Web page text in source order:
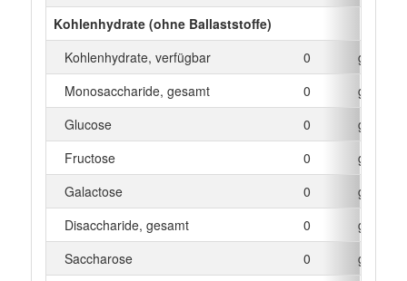
Kohlenhydrate (ohne Ballaststoffe)
Kohlenhydrate, verfügbar
0
g
Monosaccharide, gesamt
0
g
Glucose
0
g
Fructose
0
g
Galactose
0
g
Disaccharide, gesamt
0
g
Saccharose
0
g